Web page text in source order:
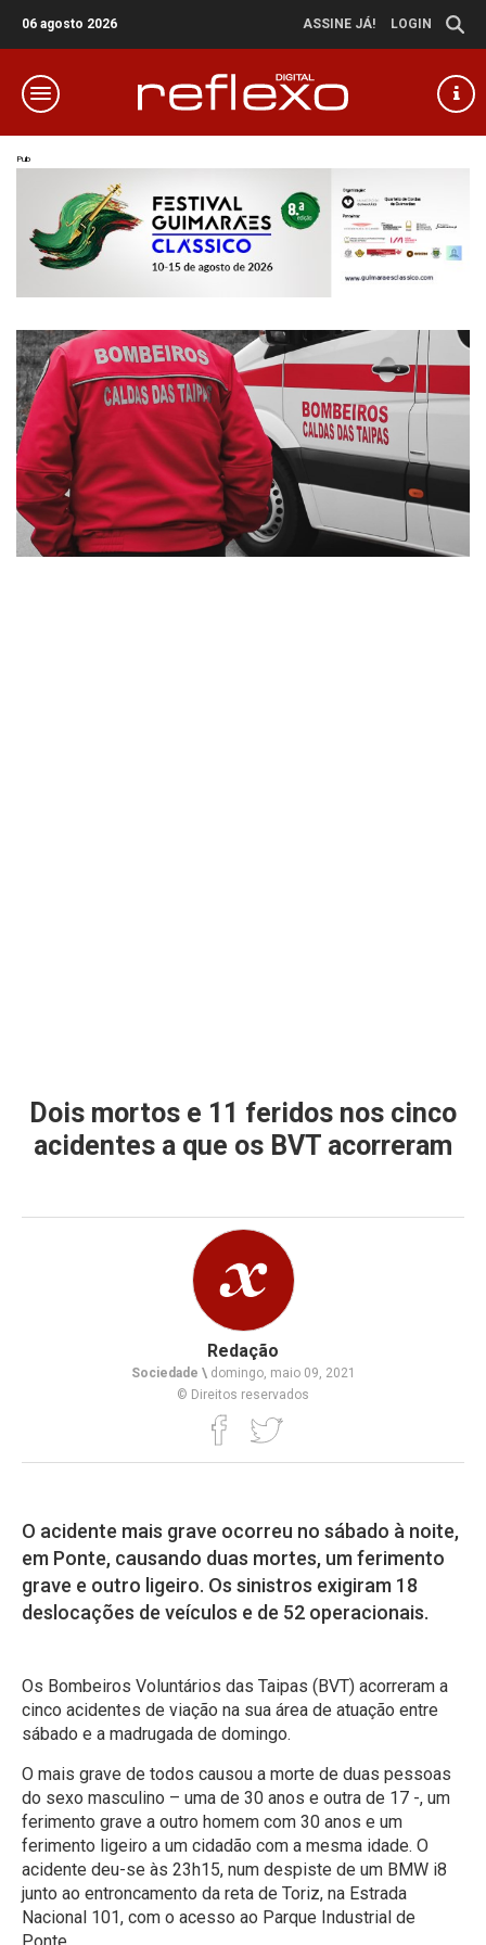
06 agosto 2026 ASSINE JÁ! LOGIN
Pub
Dois mortos e 11 feridos nos cinco
acidentes a que os BVT acorreram
Redação
Sociedade \domingo, maio 09, 2021
© Direitos reservados
O acidente mais grave ocorreu no sábado à noite,
em Ponte, causando duas mortes, um ferimento
grave e outro ligeiro. Os sinistros exigiram 18
deslocações de veículos e de 52 operacionais.
Os Bombeiros Voluntários das Taipas (BVT) acorreram a
cinco acidentes de viação na sua área de atuação entre
sábado e a madrugada de domingo.
O mais grave de todos causou a morte de duas pessoas
do sexo masculino – uma de 30 anos e outra de 17 -, um
ferimento grave a outro homem com 30 anos e um
ferimento ligeiro a um cidadão com a mesma idade. O
acidente deu-se às 23h15, num despiste de um BMW i8
junto ao entroncamento da reta de Toriz, na Estrada
Nacional 101, com o acesso ao Parque Industrial de